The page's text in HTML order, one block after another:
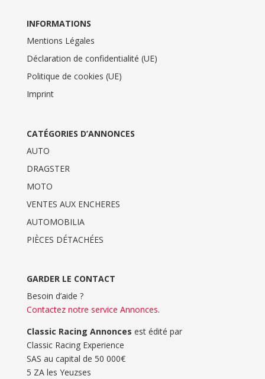
INFORMATIONS
Mentions Légales
Déclaration de confidentialité (UE)
Politique de cookies (UE)
Imprint
CATÉGORIES D’ANNONCES
AUTO
DRAGSTER
MOTO
VENTES AUX ENCHERES
AUTOMOBILIA
PIÈCES DÉTACHÉES
GARDER LE CONTACT
Besoin d’aide ?
Contactez notre service Annonces.
Classic Racing Annonces est édité par
Classic Racing Experience
SAS au capital de 50 000€
5 ZA les Yeuzses